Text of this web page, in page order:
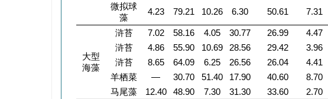
微拟球
藻
4.23 79.21 10.26 6.30 50.61 7.31
大型
海藻
浒苔 7.02 58.16 4.05 30.77 26.99 4.47
浒苔
4.86 55.90 10.69 28.56 29.42 3.96
浒苔
8.65 64.09 6.25 26.56 26.04 4.41
羊栖菜
— 30.70 51.40 17.90 40.60 8.70
马尾藻
12.40 48.90 7.30 31.30 33.60 2.70